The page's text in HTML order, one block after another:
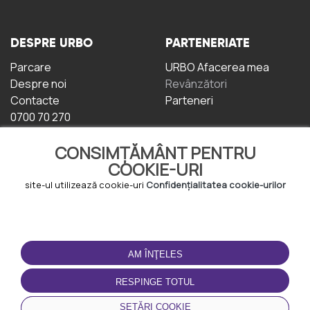
CONSIMȚĂMÂNT PENTRU
COOKIE-URI
site-ul utilizează cookie-uri Confidențialitatea cookie-urilor
AM ÎNŢELES
RESPINGE TOTUL
SETĂRI COOKIE
DESPRE URBO
Parcare
Despre noi
Contacte
0700 70 270
PARTENERIATE
URBO Afacerea mea
Revânzători
Parteneri
TERMENI DE UTILIZARE
Termeni și condiții
Politica de
Confidențialitate
Politica de cookie-uri
DESCĂRCAȚI
APLICAȚIA